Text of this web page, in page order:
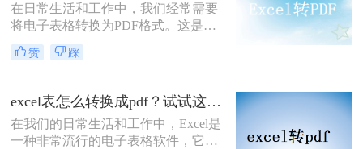
行查看和编辑。本文将详细介绍Excel
表格如何转换成PDF文件，下面一起
看看这些方法。
在日常生活和工作中，我们经常需要
将电子表格转换为PDF格式。这是因
为PDF文件具有跨平台、不可编辑的
特点，能够确保表格内容的完整性和
PDF吗？很多人都不知道怎么转换，
所以小编今天就来给大家分享一下转
换方法。
赞 踩
excel表怎么转换成pdf？试试这三个办法！
​在我们的日常生活和工作中，Excel是
一种非常流行的电子表格软件，它为